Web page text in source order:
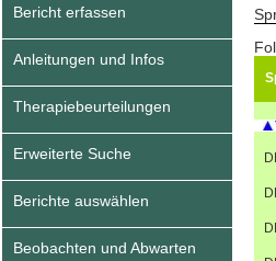
Bericht erfassen
Anleitungen und Infos
Therapiebeurteilungen
Erweiterte Suche
Berichte auswählen
Beobachten und Abwarten